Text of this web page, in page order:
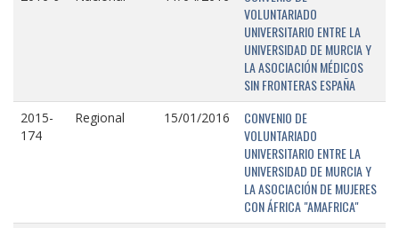
VOLUNTARIADO
UNIVERSITARIO ENTRE LA
UNIVERSIDAD DE MURCIA Y
LA ASOCIACIÓN MÉDICOS
SIN FRONTERAS ESPAÑA
2015-
174
Regional 15/01/2016
CONVENIO DE
VOLUNTARIADO
UNIVERSITARIO ENTRE LA
UNIVERSIDAD DE MURCIA Y
LA ASOCIACIÓN DE MUJERES
CON ÁFRICA "AMAFRICA"